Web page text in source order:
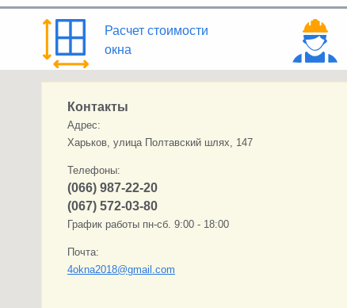
Расчет стоимости
окна
Контакты
Адрес:
Харьков, улица Полтавский шлях, 147
Телефоны:
(066) 987-22-20
(067) 572-03-80
График работы пн-сб. 9:00 - 18:00
Почта:
4okna2018@gmail.com